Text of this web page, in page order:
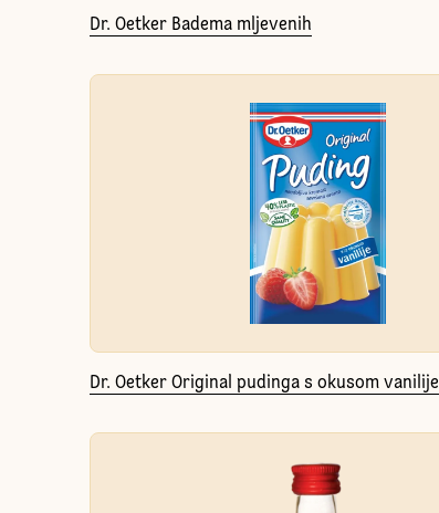
Dr. Oetker Badema mljevenih
Dr. Oetker Original pudinga s okusom vanilije